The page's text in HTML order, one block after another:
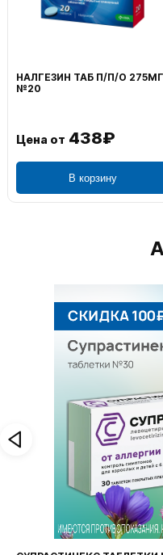
НАЛГЕЗИН ТАБ П/П/О 275МГ
№20
Цена от 438₽
В корзину